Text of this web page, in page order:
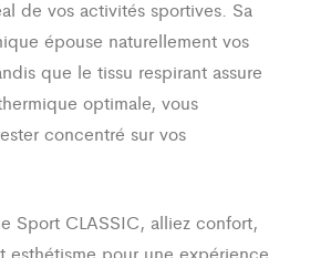
de vos activités sportives. Sa
épouse naturellement vos
que le tissu respirant assure
optimale, vous
concentré sur vos
Sport CLASSIC, alliez confort,